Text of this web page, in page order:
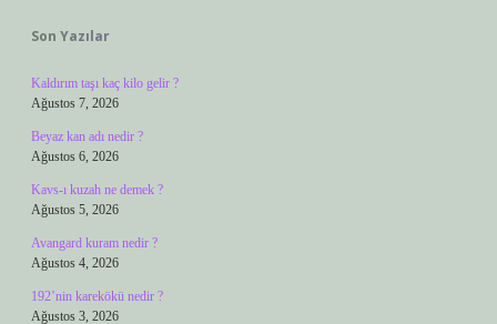
Son Yazılar
Kaldırım taşı kaç kilo gelir ?
Ağustos 7, 2026
Beyaz kan adı nedir ?
Ağustos 6, 2026
Kavs-ı kuzah ne demek ?
Ağustos 5, 2026
Avangard kuram nedir ?
Ağustos 4, 2026
192’nin karekökü nedir ?
Ağustos 3, 2026